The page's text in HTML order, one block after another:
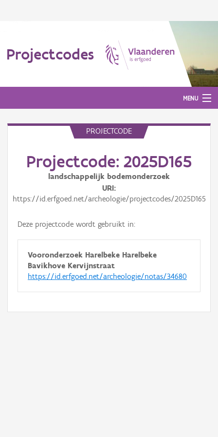
Projectcodes
MENU
PROJECTCODE
Projectcode: 2025D165
landschappelijk bodemonderzoek
URI
https://id.erfgoed.net/archeologie/projectcodes/2025D165
Deze projectcode wordt gebruikt in:
Vooronderzoek Harelbeke Harelbeke
Bavikhove Kervijnstraat
https://id.erfgoed.net/archeologie/notas/34680